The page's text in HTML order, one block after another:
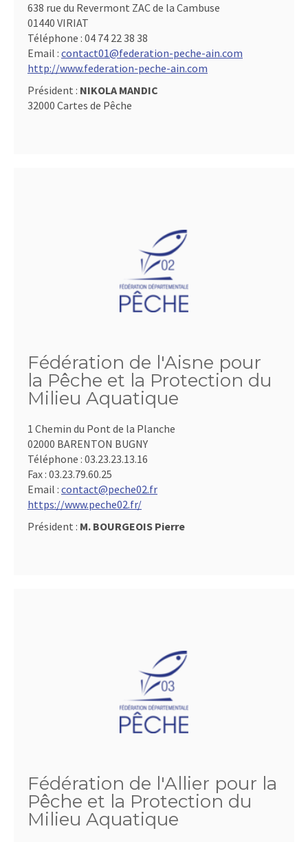
638 rue du Revermont ZAC de la Cambuse
01440 VIRIAT
Téléphone : 04 74 22 38 38
Email : contact01@federation-peche-ain.com
http://www.federation-peche-ain.com
Président : NIKOLA MANDIC
32000 Cartes de Pêche
Fédération de l'Aisne pour
la Pêche et la Protection du
Milieu Aquatique
1 Chemin du Pont de la Planche
02000 BARENTON BUGNY
Téléphone : 03.23.23.13.16
Fax : 03.23.79.60.25
Email : contact@peche02.fr
https://www.peche02.fr/
Président : M. BOURGEOIS Pierre
Fédération de l'Allier pour la
Pêche et la Protection du
Milieu Aquatique